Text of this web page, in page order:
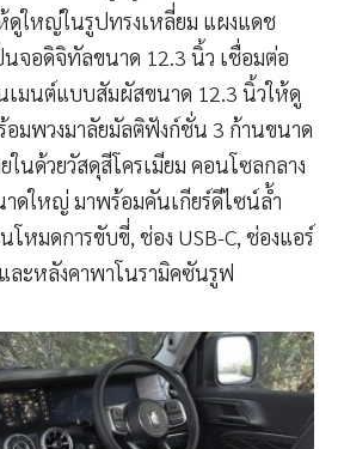
ใหญ่ในรูปทรงเหลี่ยม แผงแดช
นจอดิจิทัลขนาด 12.3 นิ้ว เชื่อมต่อ
มนต์แบบสัมผัสขนาด 12.3 นิ้วให้ดู
มพวงมาลัยมัลติฟังก์ชั่น 3 ก้านขนาด
นด้วยวัสดุสีโครเมียม คอนโซลกลาง
ดใหญ่ มาพร้อมคันเกียร์ดีไซน์ล้ำ
หมดการขับขี่, ช่อง USB-C, ช่องแอร์
ละหลังคาพาโนรามิคซันรูฟ